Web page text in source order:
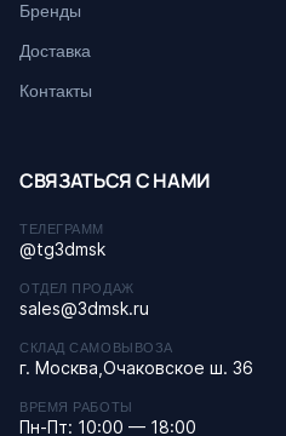
Бренды
Доставка
Контакты
СВЯЗАТЬСЯ С НАМИ
ТЕЛЕГРАММ
@tg3dmsk
ОТДЕЛ ПРОДАЖ
sales@3dmsk.ru
СКЛАД САМОВЫВОЗА
г. Москва,Очаковское ш. 36
ВРЕМЯ РАБОТЫ
Пн-Пт: 10:00 — 18:00